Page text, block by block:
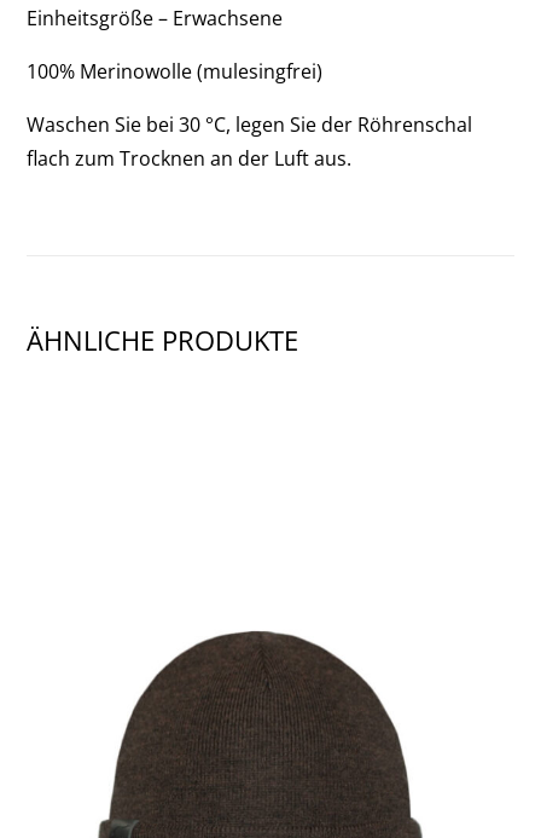
Einheitsgröße – Erwachsene
100% Merinowolle (mulesingfrei)
Waschen Sie bei 30 °C, legen Sie der Röhrenschal
flach zum Trocknen an der Luft aus.
ÄHNLICHE PRODUKTE